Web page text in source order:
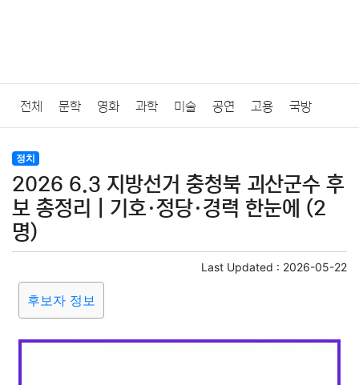
전체 문학 영화 과학 미술 공연 고용 국방
법률
질병 가요 방송 일상 주식 암호화폐 블록체인
결혼
요리 상품리뷰
정치
2026 6.3 지방선거 충청북 괴산군수 후
보 총정리｜기호·정당·경력 한눈에 (2
명)
Last Updated : 2026-05-22
후보자 정보